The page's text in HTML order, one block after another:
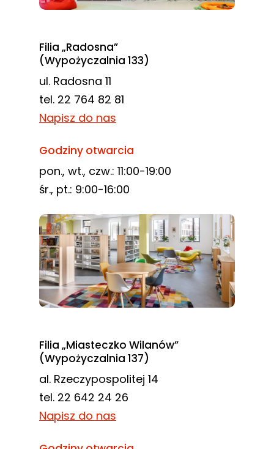
Filia „Radosna”
(Wypożyczalnia 133)
ul. Radosna 11
tel. 22 764 82 81
Napisz do nas
Godziny otwarcia
pon., wt., czw.: 11:00-19:00
śr., pt.: 9:00-16:00
Filia „Miasteczko Wilanów”
(Wypożyczalnia 137)
al. Rzeczypospolitej 14
tel. 22 642 24 26
Napisz do nas